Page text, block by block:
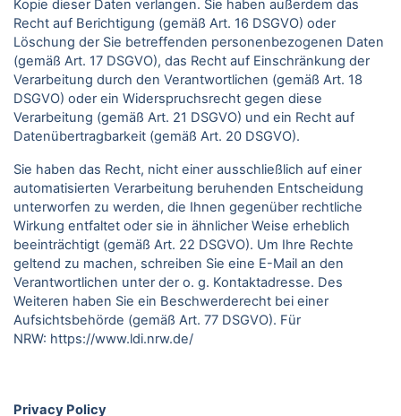
Kopie dieser Daten verlangen. Sie haben außerdem das
Recht auf Berichtigung (gemäß Art. 16 DSGVO) oder
Löschung der Sie betreffenden personenbezogenen Daten
(gemäß Art. 17 DSGVO), das Recht auf Einschränkung der
Verarbeitung durch den Verantwortlichen (gemäß Art. 18
DSGVO) oder ein Widerspruchsrecht gegen diese
Verarbeitung (gemäß Art. 21 DSGVO) und ein Recht auf
Datenübertragbarkeit (gemäß Art. 20 DSGVO).
Sie haben das Recht, nicht einer ausschließlich auf einer
automatisierten Verarbeitung beruhenden Entscheidung
unterworfen zu werden, die Ihnen gegenüber rechtliche
Wirkung entfaltet oder sie in ähnlicher Weise erheblich
beeinträchtigt (gemäß Art. 22 DSGVO). Um Ihre Rechte
geltend zu machen, schreiben Sie eine E-Mail an den
Verantwortlichen unter der o. g. Kontaktadresse. Des
Weiteren haben Sie ein Beschwerderecht bei einer
Aufsichtsbehörde (gemäß Art. 77 DSGVO). Für
NRW: https://www.ldi.nrw.de/
Privacy Policy